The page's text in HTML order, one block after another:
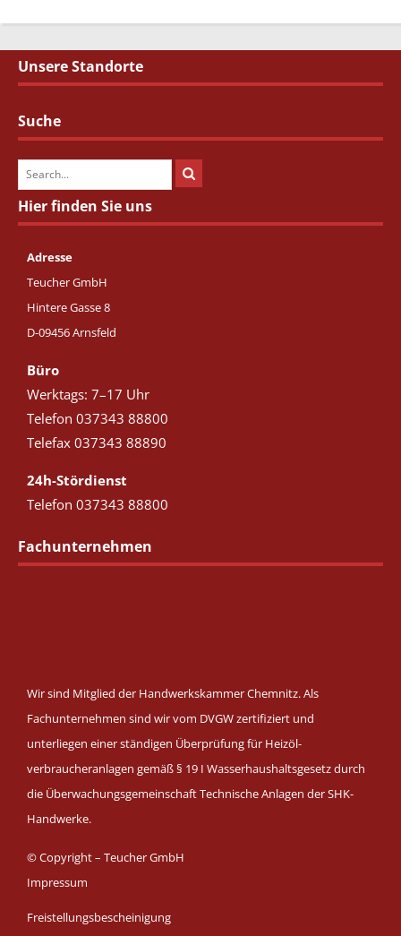
Unsere Standorte
Suche
Hier finden Sie uns
Adresse
Teucher GmbH
Hintere Gasse 8
D-09456 Arnsfeld
Büro
Werktags: 7–17 Uhr
Telefon 037343 88800
Telefax 037343 88890
24h-Stördienst
Telefon 037343 88800
Fachunternehmen
Wir sind Mitglied der Handwerkskammer Chemnitz.Als
Fachunternehmen sind wir vom DVGW zertifiziert und
unterliegen einer ständigen Überprüfung für Heizöl-
verbraucheranlagen gemäß § 19 I Wasserhaushaltsgesetz durch
die Überwachungsgemeinschaft Technische Anlagen der SHK-
Handwerke.
© Copyright – Teucher GmbH
Impressum
Freistellungsbescheinigung